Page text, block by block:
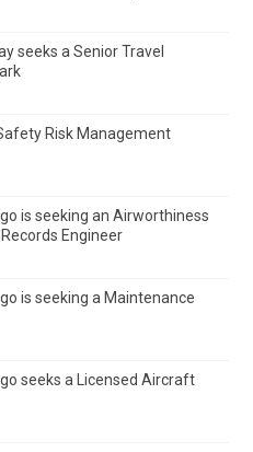
seeks a Senior Travel
Risk Management
is seeking an Airworthiness
Engineer
is seeking a Maintenance
seeks a Licensed Aircraft